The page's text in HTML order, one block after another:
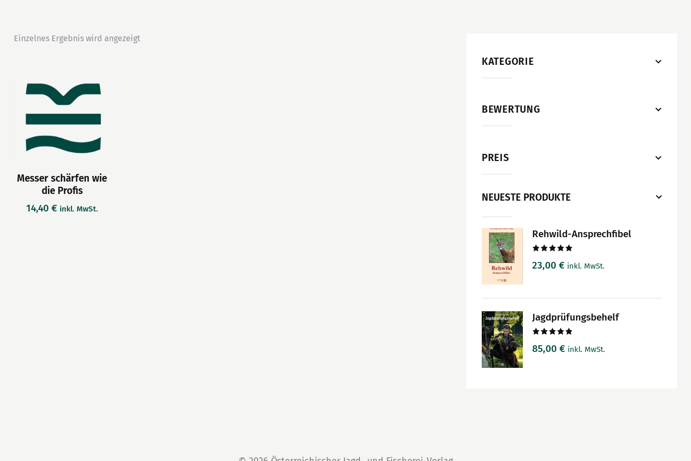
Einzelnes Ergebnis wird angezeigt
Messer schärfen wie
die Profis
14,40 € inkl. MwSt.
KATEGORIE
BEWERTUNG
PREIS
NEUESTE PRODUKTE
Rehwild-Ansprechfibel
mit5.00
23,00 € inkl. MwSt.
Jagdprüfungsbehelf
mit5.00
85,00 € inkl. MwSt.